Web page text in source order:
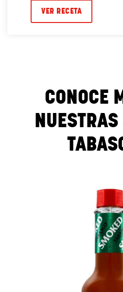
VER RECETA
CONOCE